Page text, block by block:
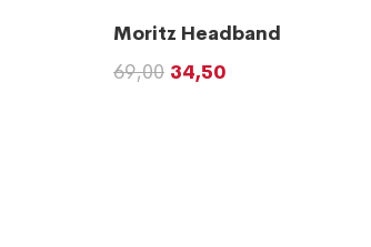
Moritz Headband
69,00 34,50